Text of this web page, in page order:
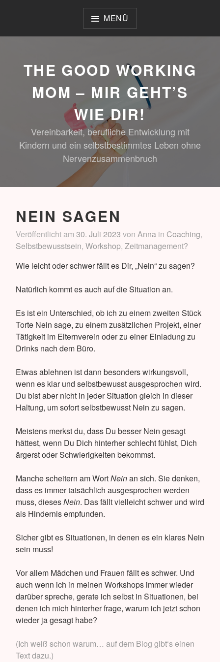
MENÜ
THE GOOD WORKING
MOM – MIR GEHT’S
WIE DIR!
Vereinbarkeit, berufliche Entwicklung mit
Kindern und ein selbstbestimmtes Leben ohne
Nervenzusammenbruch
NEIN SAGEN
Veröffentlicht am 30. Juli 2023 von Anna in Coaching,
Selbstbewusstsein, Workshop, Zeitmanagement?
Wie leicht oder schwer fällt es Dir, „Nein“ zu sagen?
Natürlich kommt es auch auf die Situation an.
Es ist ein Unterschied, ob ich zu einem zweiten Stück
Torte Nein sage, zu einem zusätzlichen Projekt, einer
Tätigkeit im Elternverein oder zu einer Einladung zu
Drinks nach dem Büro.
Etwas ablehnen ist dann besonders wirkungsvoll,
wenn es klar und selbstbewusst ausgesprochen wird.
Du bist aber nicht in jeder Situation gleich in dieser
Haltung, um sofort selbstbewusst Nein zu sagen.
Meistens merkst du, dass Du besser Nein gesagt
hättest, wenn Du Dich hinterher schlecht fühlst, Dich
ärgerst oder Schwierigkeiten bekommst.
Manche scheitern am WortNeinan sich. Sie denken,
dass es immer tatsächlich ausgesprochen werden
muss, diesesNein. Das fällt vielleicht schwer und wird
als Hindernis empfunden.
Sicher gibt es Situationen, in denen es ein klares Nein
sein muss!
Vor allem Mädchen und Frauen fällt es schwer. Und
auch wenn ich in meinen Workshops immer wieder
darüber spreche, gerate ich selbst in Situationen, bei
denen ich mich hinterher frage, warum ich jetzt schon
wieder ja gesagt habe?
(Ich weiß schon warum… auf dem Blog gibt‘s einen
Text dazu.)